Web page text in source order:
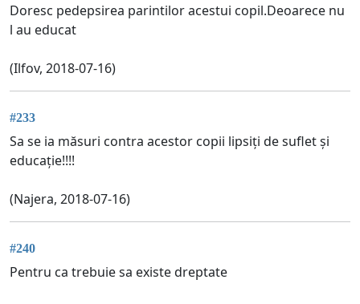
Doresc pedepsirea parintilor acestui copil.Deoarece nu
l au educat
(Ilfov, 2018-07-16)
#233
Sa se ia măsuri contra acestor copii lipsiți de suflet și
educație!!!!
(Najera, 2018-07-16)
#240
Pentru ca trebuie sa existe dreptate